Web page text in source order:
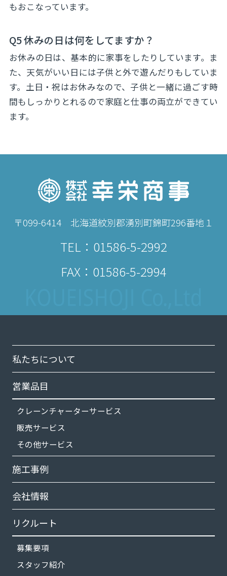
もおこなっています。
Q5 休みの日は何をしてますか？
お休みの日は、基本的に家事をしたりしています。ま
た、天気がいい日には子供と外で遊んだりもしていま
す。土日・祝はお休みなので、子供と一緒に過ごす時
間もしっかりとれるので家庭と仕事の両立ができてい
ます。
〒099-6414 北海道紋別郡湧別町錦町296番地１
TEL： 01586-5-2992
FAX：01586-5-2994
私たちについて
営業品目
クレーンチャーターサービス
販売サービス
その他サービス
施工事例
会社情報
リクルート
募集要項
スタッフ紹介